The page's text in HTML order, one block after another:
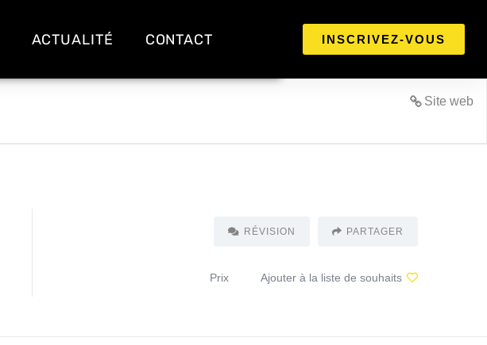
ACTUALITÉ CONTACT INSCRIVEZ-VOUS
Site web
RÉVISION PARTAGER
Prix Ajouter à la liste de souhaits